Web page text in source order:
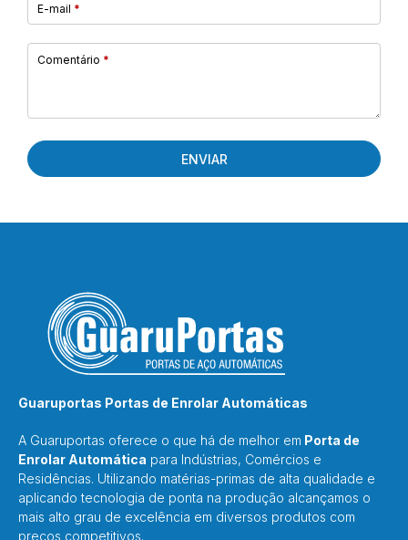
E-mail *
Comentário *
ENVIAR
Guaruportas Portas de Enrolar Automáticas
A Guaruportas oferece o que há de melhor em Porta de
Enrolar Automática para Indústrias, Comércios e
Residências. Utilizando matérias-primas de alta qualidade e
aplicando tecnologia de ponta na produção alcançamos o
mais alto grau de excelência em diversos produtos com
preços competitivos.